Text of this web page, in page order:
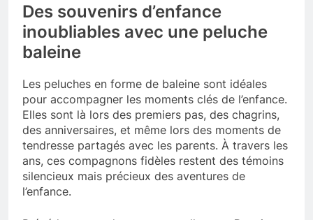
Des souvenirs d’enfance
inoubliables avec une peluche
baleine
Les peluches en forme de baleine sont idéales
pour accompagner les moments clés de l’enfance.
Elles sont là lors des premiers pas, des chagrins,
des anniversaires, et même lors des moments de
tendresse partagés avec les parents. À travers les
ans, ces compagnons fidèles restent des témoins
silencieux mais précieux des aventures de
l’enfance.